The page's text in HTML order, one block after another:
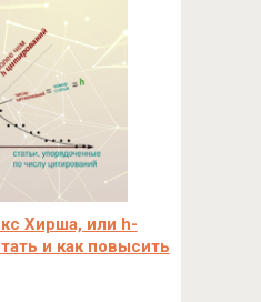
Хирша, или h-
и как повысить